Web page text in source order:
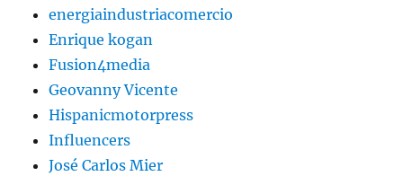
energiaindustriacomercio
Enrique kogan
Fusion4media
Geovanny Vicente
Hispanicmotorpress
Influencers
José Carlos Mier